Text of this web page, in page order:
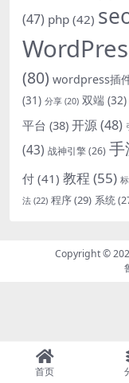
(47) php (42)
(80) wordpress插
(31) 分享 (20) 双端 (32)
平台 (38) 开源(48)
(43) 战神引擎(26)
付 (41) 教程 (55)
法 (22) 程序(29) 系统
Copyright ©
首页